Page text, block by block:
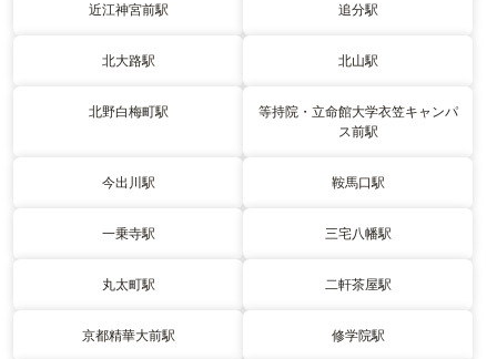
近江神宮前駅 追分駅
北大路駅 北山駅
北野白梅町駅
等持院・立命館大学衣笠キャンパ
ス前駅
今出川駅 鞍馬口駅
一乗寺駅 三宅八幡駅
丸太町駅 二軒茶屋駅
京都精華大前駅 修学院駅